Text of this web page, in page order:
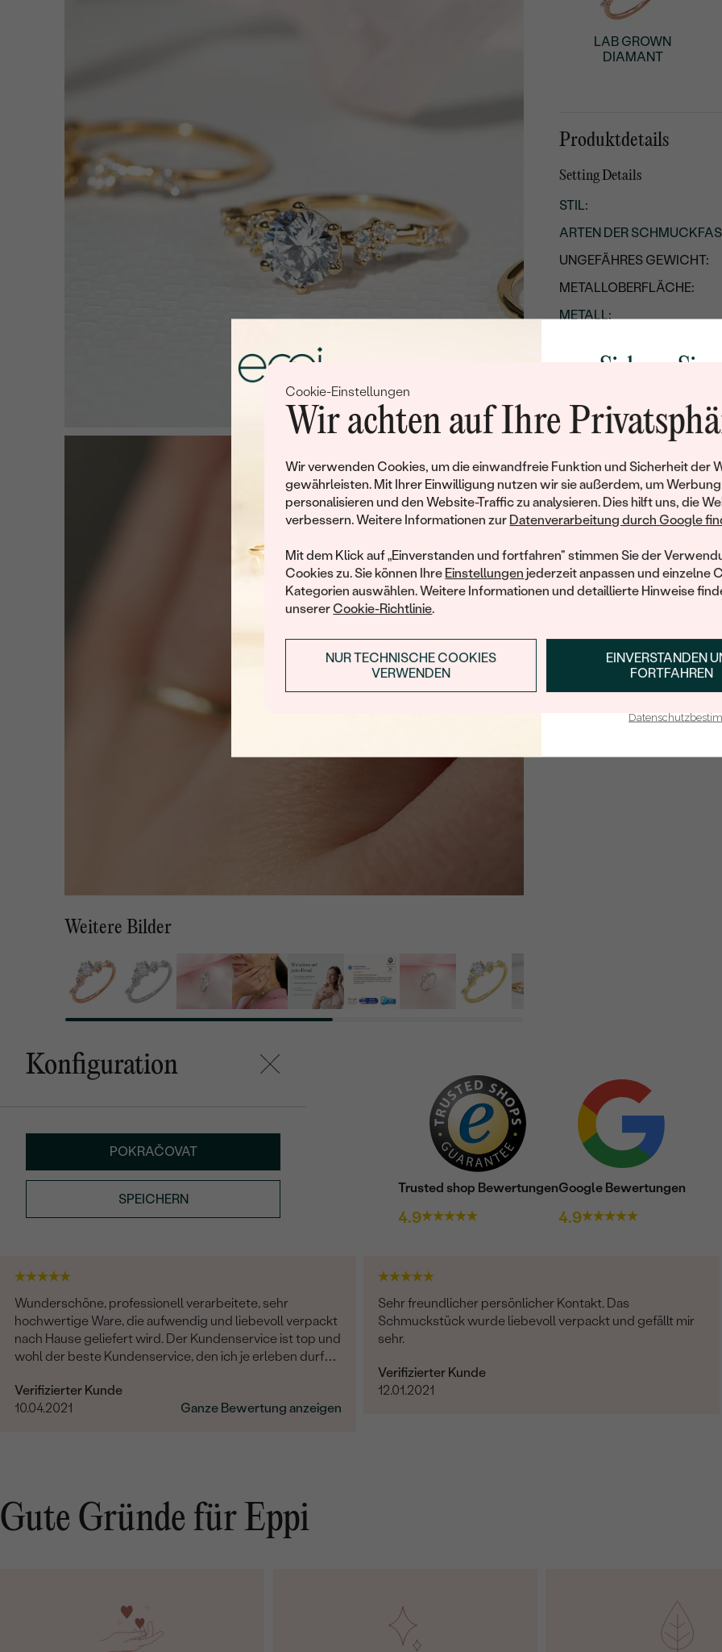
Cookie-Einstellungen
Wir achten auf Ihre
Wir verwenden Cookies, um die einwandfreie Funktion und Sicherheit der
gewährleisten. Mit Ihrer Einwilligung nutzen wir sie außerdem, um Werbung
personalisieren und den Website-Traffic zu analysieren. Dies hilft uns, die
verbessern. Weitere Informationen zur Datenverarbeitung durch Google
Mit dem Klick auf „Einverstanden und fortfahren" stimmen Sie der
Cookies zu. Sie können Ihre Einstellungen jederzeit anpassen und einzelne
Kategorien auswählen. Weitere Informationen und detaillierte Hinweise
unsererCookie-Richtlinie.
EINVERSTANDEN
FORTFAHREN
NUR TECHNISCHE COOKIES
VERWENDEN
Weitere Bilder
LAB GROWN
DIAMANT
Produktdetails
Setting Details
STIL:
ARTEN DER
UNGEFÄHRES GEWICHT:
METALLOBERFLÄCHE:
METALL:
TYP:
ANZAHL:
KARATGEWICHT:
ABMESSUNGEN:
FORM:
FARBE:
HERKUNFT:
Nebensteine
ANZAHL:
KARATGEWICHT:
Konfiguration
POKRAČOVAT
SPEICHERN
Trusted shop Bewertungen
4.9
Google Bewertungen
4.9
Wunderschöne, professionell verarbeitete, sehr
hochwertige Ware, die aufwendig und liebevoll verpackt
nach Hause geliefert wird. Der Kundenservice ist top und
wohl der beste Kundenservice, den ich je erleben durfte:
entgegenkommend und zuverlässig. Bitte bleibt weiter
so herausragend!
Verifizierter Kunde
10.04.2021
Ganze Bewertung anzeigen
Sehr freundlicher persönlicher Kontakt. Das
Schmuckstück wurde liebevoll verpackt und gefällt mir
sehr.
Verifizierter Kunde
12.01.2021
Gute Gründe für Eppi
Sichern Sie
Rabatt auf
Werden Sie Teil
und entdecken Sie die
gefertigten Schmucks
Ihren ersten
ANMELDEN &
E-Mail-Adresse je bei uns in